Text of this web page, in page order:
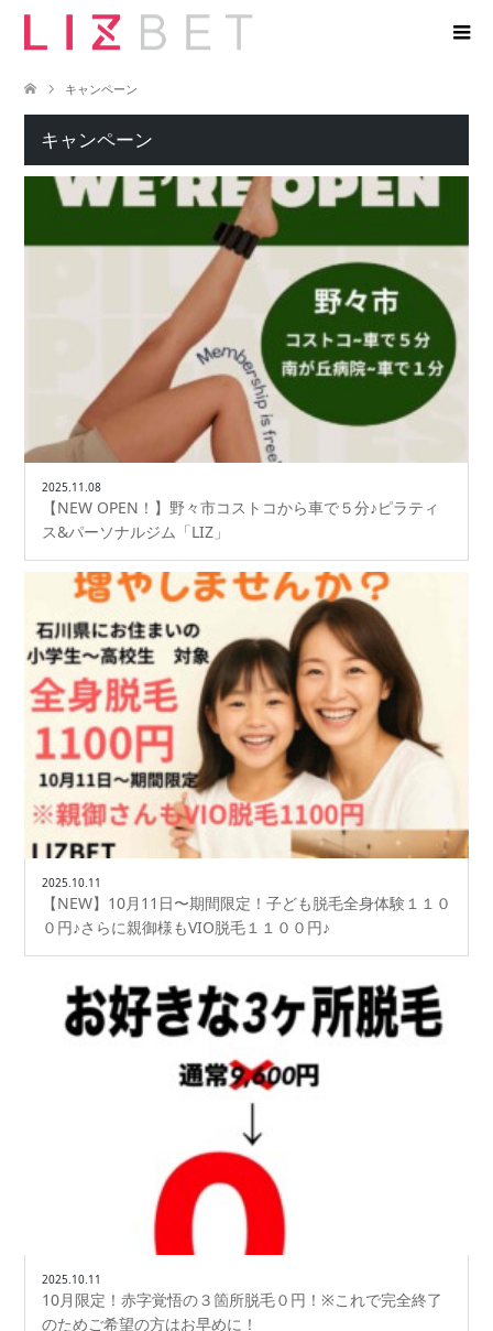
キャンペーン
キャンペーン
2025.11.08
【NEW OPEN！】野々市コストコから車で５分♪ピラティ
ス&パーソナルジム「LIZ」
2025.10.11
【NEW】10月11日〜期間限定！子ども脱毛全身体験１１０
０円♪さらに親御様もVIO脱毛１１００円♪
2025.10.11
10月限定！赤字覚悟の３箇所脱毛０円！※これで完全終了
のためご希望の方はお早めに！